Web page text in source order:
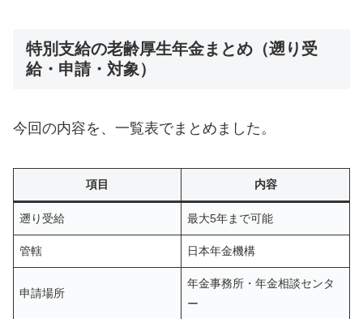
特別支給の老齢厚生年金まとめ（遡り受
給・申請・対象）
今回の内容を、一覧表でまとめました。
項目 内容
遡り受給 最大5年まで可能
管轄 日本年金機構
申請場所
年金事務所・年金相談センタ
ー